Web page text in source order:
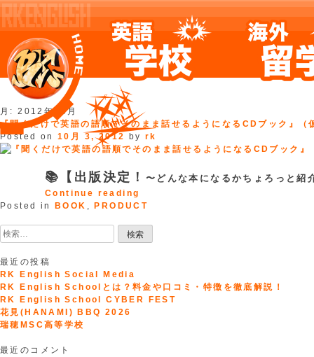
Skip
to
content
月:2012年10月
『聞くだけで英語の語順でそのまま話せるようになるCDブック』（
Posted on 10月 3, 2012 byrk
📚【出版決定！ 〜どんな本になるかちょろっと紹
Continue reading
く
け
で
の
語
Posted in BOOK , PRODUCT
検
索:
最近の投稿
RK English Social Media
RK English Schoolとは？料金や口コミ・特徴を徹底解説！
RK English School CYBER FEST
花見(HANAMI) BBQ 2026
瑞穂MSC高等学校
最近のコメント